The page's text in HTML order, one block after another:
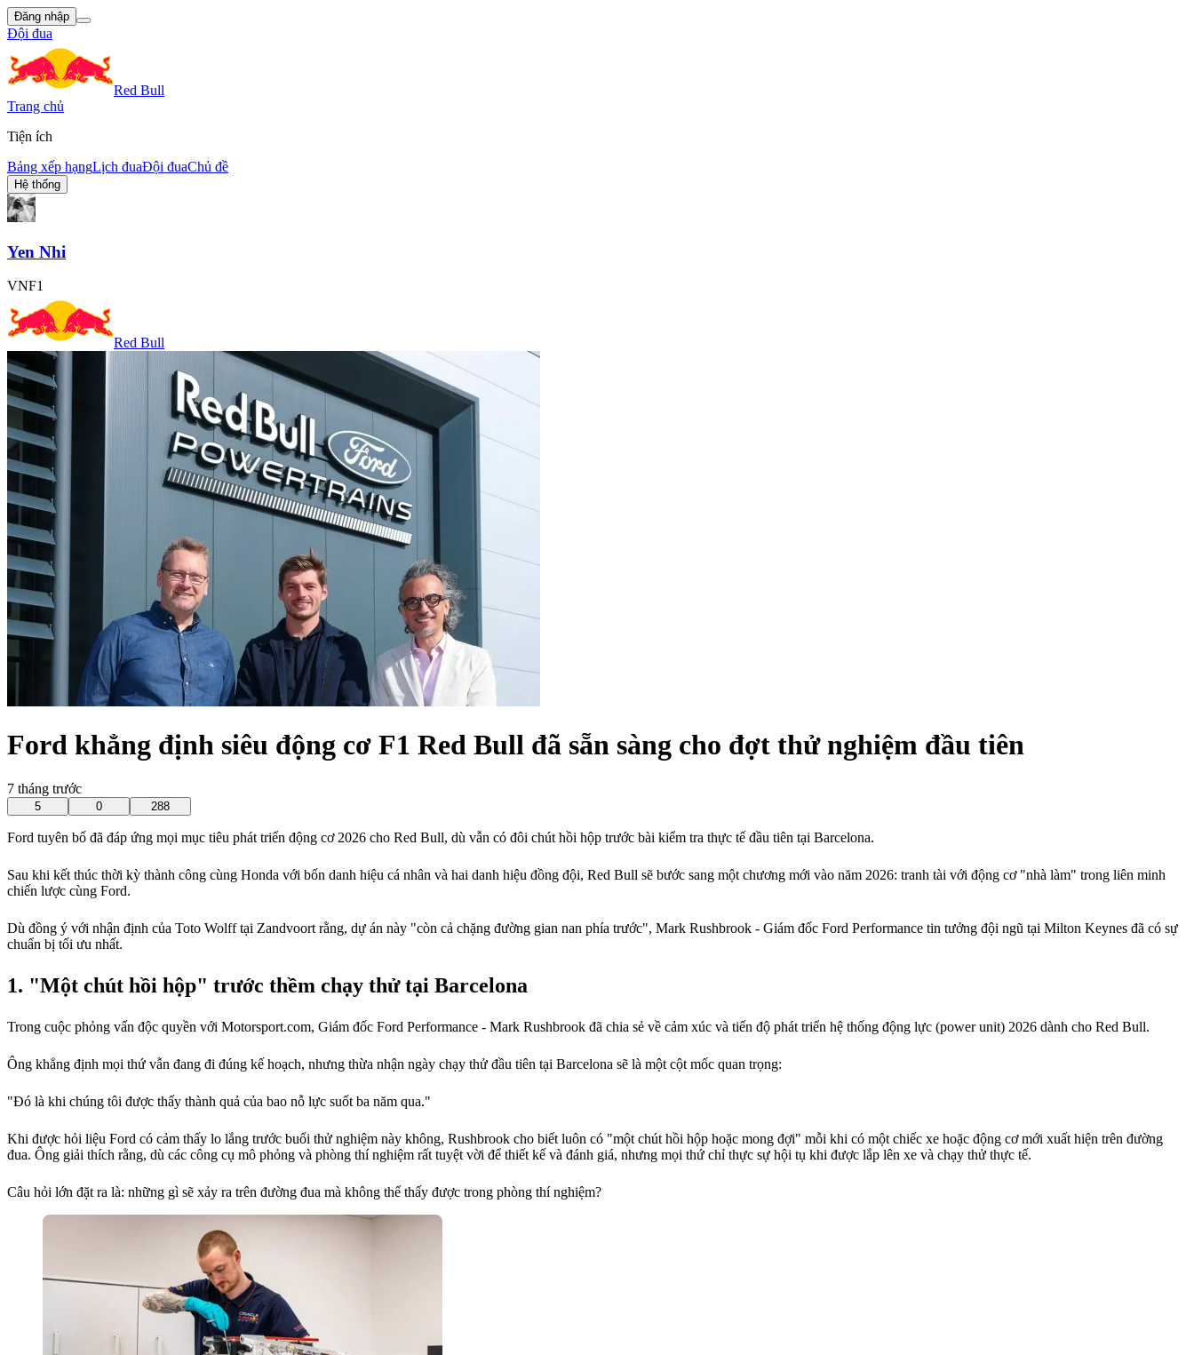
Đăng nhập
Đội đua
Red Bull
Trang chủ
Tiện ích
Bảng xếp hạngLịch đuaĐội đuaChủ đề
Hệ thống
Yen Nhi
VNF1
Red Bull
Ford khẳng định siêu động cơ F1 Red Bull đã sẵn sàng cho đợt thử nghiệm đầu tiên
7 tháng trước
5 0 288
Ford tuyên bố đã đáp ứng mọi mục tiêu phát triển động cơ 2026 cho Red Bull, dù vẫn có đôi chút hồi hộp trước bài kiểm tra thực tế đầu tiên tại Barcelona.
Sau khi kết thúc thời kỳ thành công cùng Honda với bốn danh hiệu cá nhân và hai danh hiệu đồng đội, Red Bull sẽ bước sang một chương mới vào năm 2026: tranh tài với động cơ "nhà làm" trong liên minh
chiến lược cùng Ford.
Dù đồng ý với nhận định của Toto Wolff tại Zandvoort rằng, dự án này "còn cả chặng đường gian nan phía trước", Mark Rushbrook - Giám đốc Ford Performance tin tưởng đội ngũ tại Milton Keynes đã có sự
chuẩn bị tối ưu nhất.
"Một chút hồi hộp" trước thềm chạy thử tại Barcelona
Trong cuộc phỏng vấn độc quyền với Motorsport.com, Giám đốc Ford Performance - Mark Rushbrook đã chia sẻ về cảm xúc và tiến độ phát triển hệ thống động lực (power unit) 2026 dành cho Red Bull.
Ông khẳng định mọi thứ vẫn đang đi đúng kế hoạch, nhưng thừa nhận ngày chạy thử đầu tiên tại Barcelona sẽ là một cột mốc quan trọng:
"Đó là khi chúng tôi được thấy thành quả của bao nỗ lực suốt ba năm qua."
Khi được hỏi liệu Ford có cảm thấy lo lắng trước buổi thử nghiệm này không, Rushbrook cho biết luôn có "một chút hồi hộp hoặc mong đợi" mỗi khi có một chiếc xe hoặc động cơ mới xuất hiện trên đường
đua. Ông giải thích rằng, dù các công cụ mô phỏng và phòng thí nghiệm rất tuyệt vời để thiết kế và đánh giá, nhưng mọi thứ chỉ thực sự hội tụ khi được lắp lên xe và chạy thử thực tế.
Câu hỏi lớn đặt ra là: những gì sẽ xảy ra trên đường đua mà không thể thấy được trong phòng thí nghiệm?